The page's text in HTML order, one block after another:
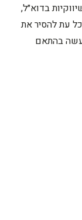
בדוא״ל,
עת להסיר את
בהתאם